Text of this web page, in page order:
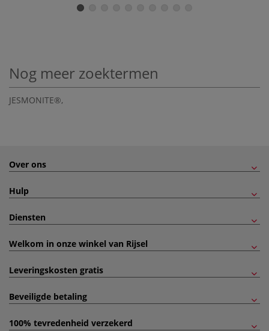
Nog meer zoektermen
JESMONITE®,
Over ons
Hulp
Diensten
Welkom in onze winkel van Rijsel
Leveringskosten gratis
Beveiligde betaling
100% tevredenheid verzekerd